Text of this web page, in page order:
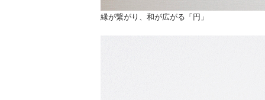
縁が繋がり、和が広がる「円」